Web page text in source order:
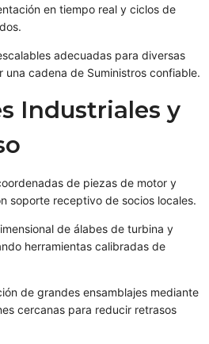
en tiempo real y ciclos de
adecuadas para diversas
una cadena de Suministros confiable.
Industriales y
de piezas de motor y
soporte receptivo de socios locales.
de álabes de turbina y
herramientas calibradas de
de grandes ensamblajes mediante
cercanas para reducir retrasos